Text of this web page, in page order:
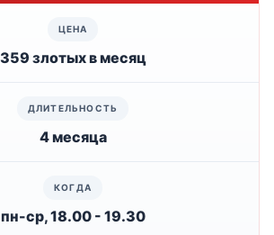
359 злотых в месяц
4 месяца
пн-ср, 18.00 - 19.30